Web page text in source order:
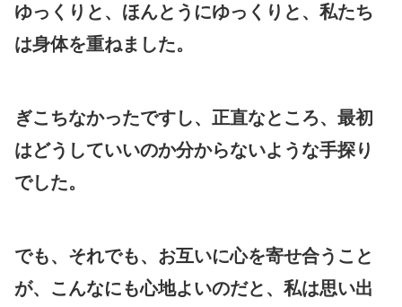
ゆっくりと、ほんとうにゆっくりと、私たち
は身体を重ねました。
ぎこちなかったですし、正直なところ、最初
はどうしていいのか分からないような手探り
でした。
でも、それでも、お互いに心を寄せ合うこと
が、こんなにも心地よいのだと、私は思い出